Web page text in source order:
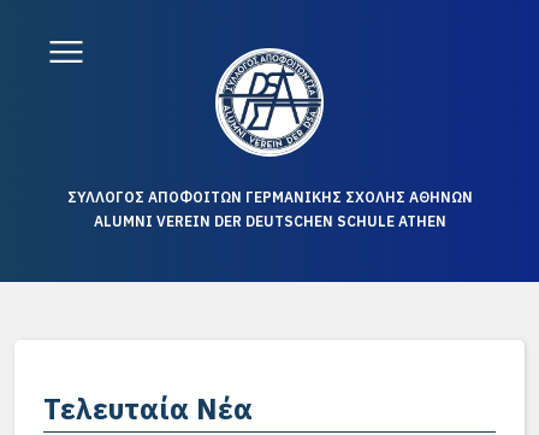
ΣΥΛΛΟΓΟΣ ΑΠΟΦΟΙΤΩΝ ΓΕΡΜΑΝΙΚΗΣ ΣΧΟΛΗΣ ΑΘΗΝΩΝ
ALUMNI VEREIN DER DEUTSCHEN SCHULE ATHEN
Τελευταία Νέα